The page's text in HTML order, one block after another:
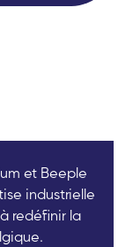
et Beeple
industrielle
redéfinir la